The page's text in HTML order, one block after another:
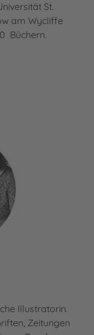
St.
am Wycliffe
Büchern.
Illustratorin.
Zeitungen